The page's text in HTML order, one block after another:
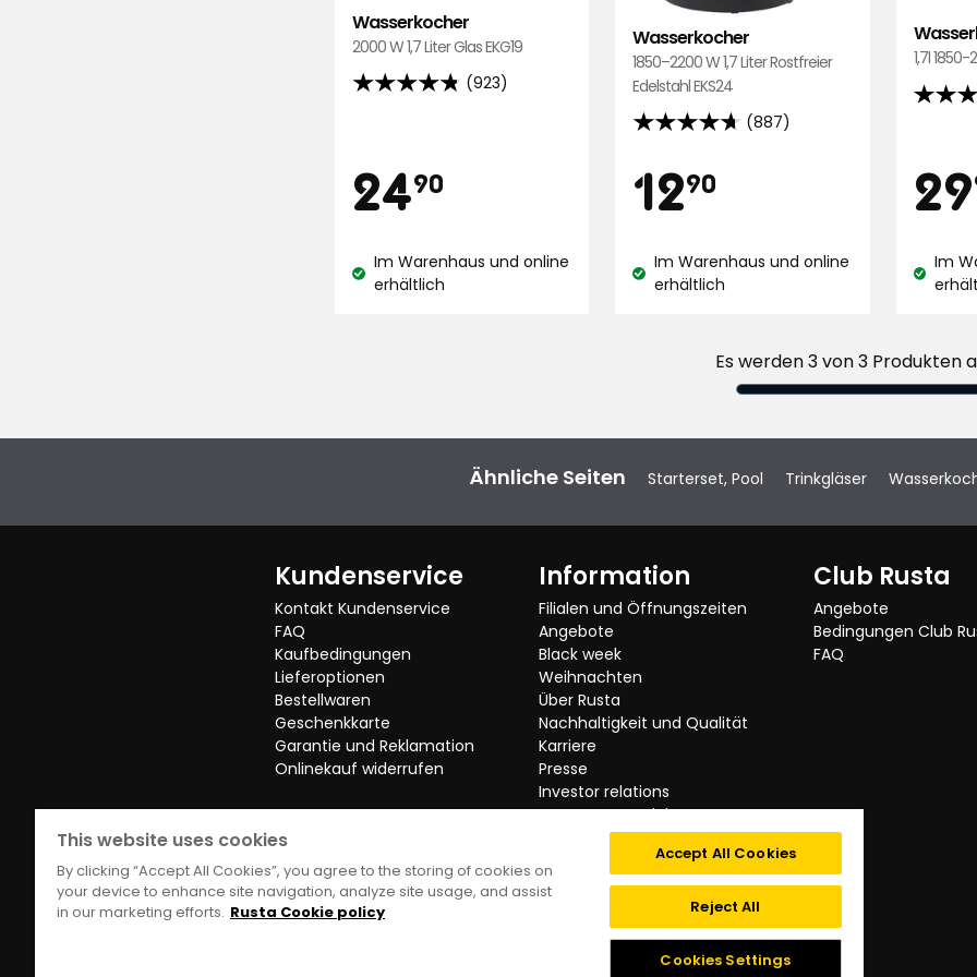
Wasserkocher
2000 W 1,7 Liter Glas EKG19
(923)
4.8
Sternen,
basierend
923
Bewertungen
Preis
2490
€
Lagerbestand:
Im Warenhaus und online
erhältlich
Wasserkocher
1850–2200 W 1,7 Liter Rostfreier
Edelstahl EKS24
(887)
4.7
5
Sternen,
auf
887
Preis
1290
€
Lagerbestand:
Im Warenhaus und online
erhältlich
1,7l 1850-
4.7
71
29
Im
Es werden 3 von 3 Produkten
Ähnliche Seiten Starterset, Pool Trinkgläser
Kundenservice
Kontakt Kundenservice
FAQ
Kaufbedingungen
Lieferoptionen
Bestellwaren
Geschenkkarte
Garantie und Reklamation
Onlinekauf widerrufen
Information
Filialen und Öffnungszeiten
Angebote
Black week
Weihnachten
Über Rusta
Nachhaltigkeit und Qualität
Karriere
Presse
Investor relations
Getestete Produkte
Rusta ruft zurück
Impressum
Digitale Barrierefreiheit
Datenschutzerklärung
Club Rusta
Angebote
Bedingungen Club
FAQ
This website uses cookies
By clicking “Accept All Cookies”, you agree to the storing of cookies on
your device to enhance site navigation, analyze site usage, and assist
in our marketing efforts. Rusta Cookie policy
Accept All Cookies
Reject All
Cookies Settings